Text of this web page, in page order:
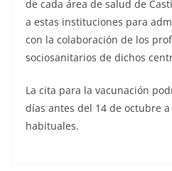
de cada área de salud de
a estas instituciones para
con la colaboración de los
sociosanitarios de dichos
La cita para la vacunación
días antes del 14 de octubre
habituales.